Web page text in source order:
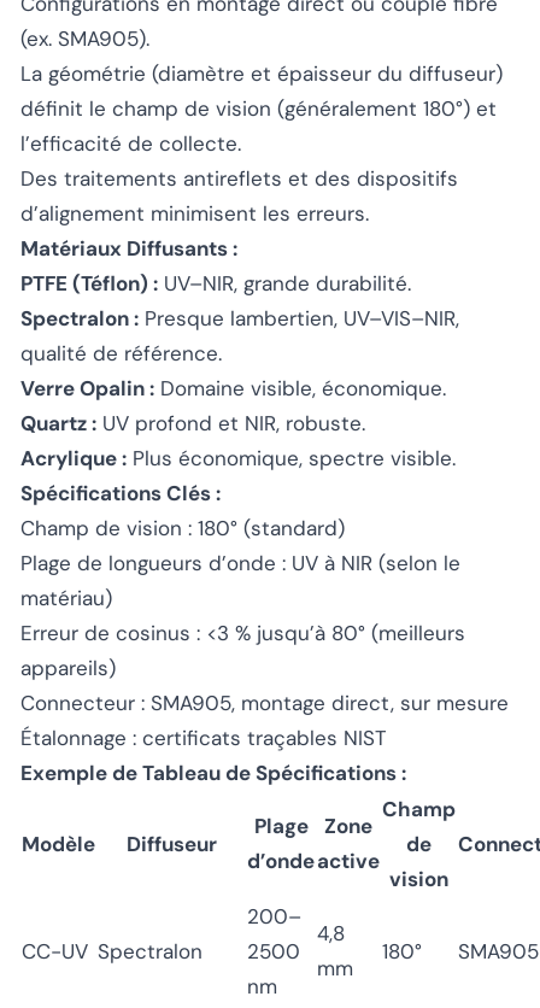
(ex. SMA905).
La géométrie (diamètre et épaisseur du diffuseur)
définit le champ de vision (généralement 180°) et
l’efficacité de collecte.
Des traitements antireflets et des dispositifs
d’alignement minimisent les erreurs.
Matériaux Diffusants :
PTFE (Téflon) : UV–NIR, grande durabilité.
Spectralon : Presque lambertien, UV–VIS–NIR,
qualité de référence.
Verre Opalin : Domaine visible, économique.
Quartz : UV profond et NIR, robuste.
Acrylique : Plus économique, spectre visible.
Spécifications Clés :
Champ de vision : 180° (standard)
Plage de longueurs d’onde : UV à NIR (selon le
matériau)
Erreur de cosinus : <3 % jusqu’à 80° (meilleurs
appareils)
Connecteur : SMA905, montage direct, sur mesure
Étalonnage : certificats traçables NIST
Exemple de Tableau de Spécifications :
Modèle Diffuseur
Plage
d’onde
Zone
active
Champ
de
vision
CC-UV Spectralon
200–
2500
nm
4,8
mm
180° SMA905